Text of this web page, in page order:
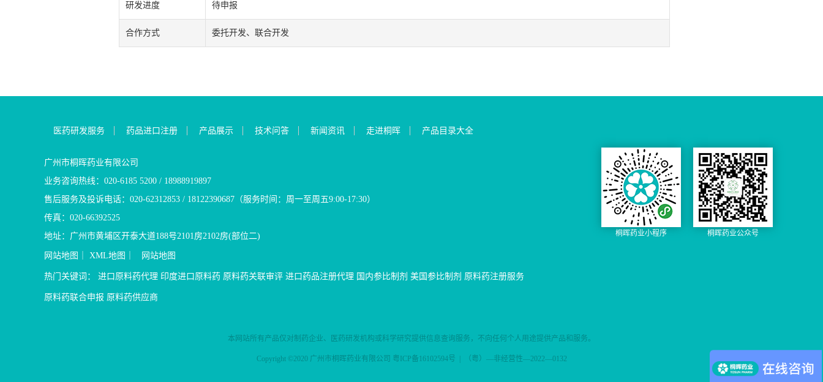
研发进度 待申报
合作方式 委托开发、联合开发
医药研发服务 药品进口注册 产品展示 技术问答 新闻资讯 走进桐晖 产品目录大全
广州市桐晖药业有限公司
业务咨询热线：020-6185 5200 / 18988919897
售后服务及投诉电话：020-62312853 / 18122390687（服务时间：周一至周五9:00-17:30）
传真：020-66392525
地址：广州市黄埔区开泰大道188号2101房2102房(部位二)
网站地图 XML地图 网站地图
热门关键词： 进口原料药代理 印度进口原料药 原料药关联审评 进口药品注册代理 国内参比制剂 美国参比制剂 原料药注册服务
原料药联合申报 原料药供应商
桐晖药业公众号
桐晖药业小程序
本网站所有产品仅对制药企业、医药研发机构或科学研究提供信息查询服务，不向任何个人用途提供产品和服务。
Copyright ©2020 广州市桐晖药业有限公司 粤ICP备16102594号 | （粤）—非经营性—2022—0132